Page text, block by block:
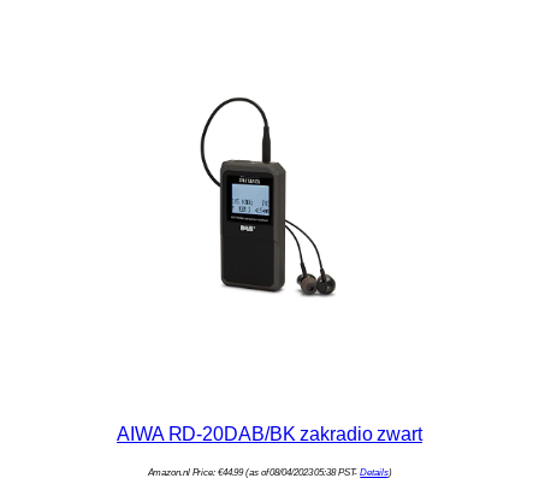
AIWA RD-20DAB/BK zakradio zwart
Amazon.nl Price: €44.99(as of 08/04/2023 05:38 PST-Details)